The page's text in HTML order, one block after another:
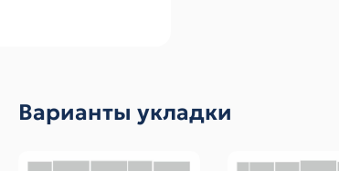
Варианты укладки